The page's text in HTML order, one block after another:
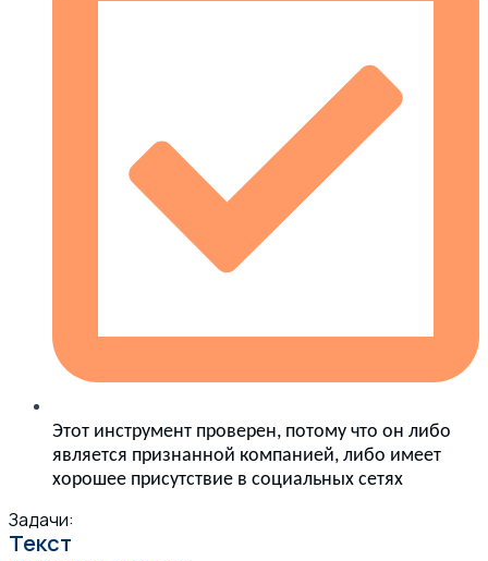
Этот инструмент проверен, потому что он либо
является признанной компанией, либо имеет
хорошее присутствие в социальных сетях
Задачи:
Текст